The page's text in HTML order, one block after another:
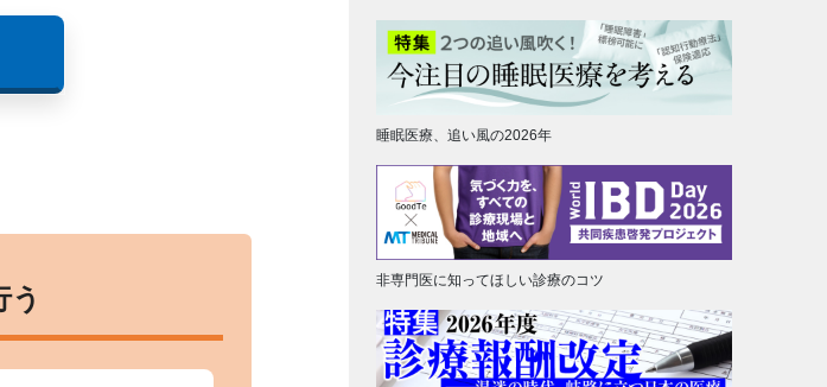
う
睡眠医療、追い風の2026年
非専門医に知ってほしい診療のコツ